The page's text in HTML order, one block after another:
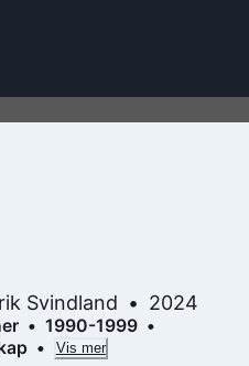
Svindland 2024
1990-1999
Vis mer